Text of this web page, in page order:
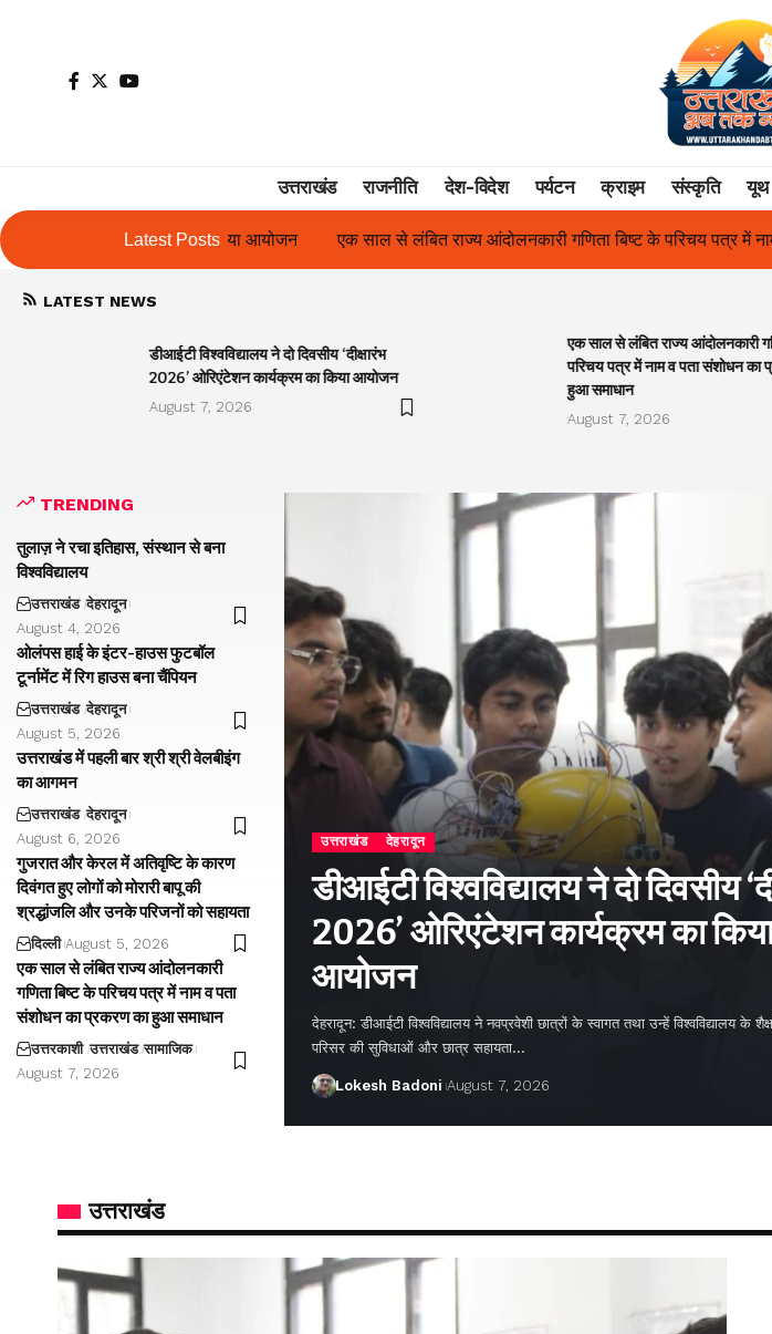
उत्तराखंड राजनीति देश-विदेश पर्यटन क्राइम संस्कृति यूथ
Latest Posts
का किया आयोजन एक साल से लंबित राज्य आंदोलनकारी गणिता बिष्ट के परिचय पत्र में नाम व पता संशोधन का
LATEST NEWS
डीआईटी विश्वविद्यालय ने दो दिवसीय ‘दीक्षारंभ
2026’ ओरिएंटेशन कार्यक्रम का किया आयोजन
August 7, 2026
एक साल से लंबित राज्य आंदोलनकारी
परिचय पत्र में नाम व पता संशोधन का
हुआ समाधान
August 7, 2026
TRENDING
तुलाज़ ने रचा इतिहास, संस्थान से बना
विश्वविद्यालय
उत्तराखंड देहरादून
August 4, 2026
ओलंपस हाई के इंटर-हाउस फुटबॉल
टूर्नामेंट में रिग हाउस बना चैंपियन
उत्तराखंड देहरादून
August 5, 2026
उत्तराखंड में पहली बार श्री श्री वेलबीइंग
का आगमन
उत्तराखंड देहरादून
August 6, 2026
गुजरात और केरल में अतिवृष्टि के कारण
दिवंगत हुए लोगों को मोरारी बापू की
श्रद्धांजलि और उनके परिजनों को सहायता
दिल्ली August 5, 2026
एक साल से लंबित राज्य आंदोलनकारी
गणिता बिष्ट के परिचय पत्र में नाम व पता
संशोधन का प्रकरण का हुआ समाधान
उत्तरकाशी उत्तराखंड सामाजिक
August 7, 2026
उत्तराखंड देहरादून
डीआईटी विश्वविद्यालय ने दो दिवसीय
2026’ ओरिएंटेशन कार्यक्रम का
आयोजन
देहरादून: डीआईटी विश्वविद्यालय ने नवप्रवेशी छात्रों के स्वागत तथा उन्हें विश्वविद्यालय के
परिसर की सुविधाओं और छात्र सहायता…
Lokesh Badoni August 7, 2026
उत्तराखंड